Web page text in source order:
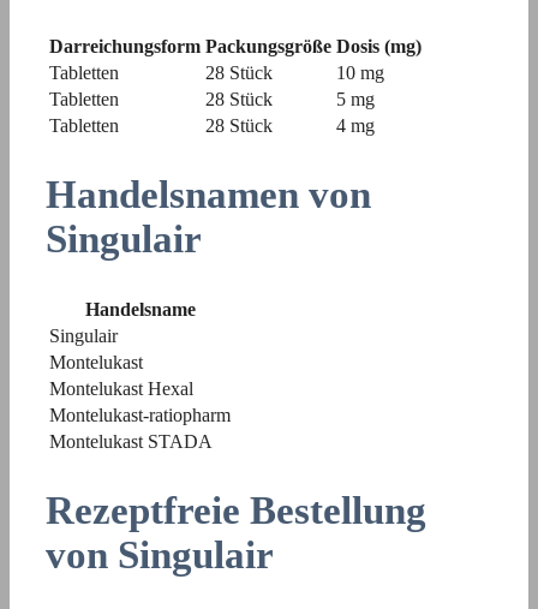
Darreichungsform Packungsgröße Dosis (mg)
Tabletten
28 Stück
10 mg
Tabletten
28 Stück
5 mg
Tabletten
28 Stück 4 mg
Handelsnamen von
Singulair
Handelsname
Singulair
Montelukast
Montelukast Hexal
Montelukast-ratiopharm
Montelukast STADA
Rezeptfreie Bestellung
von Singulair